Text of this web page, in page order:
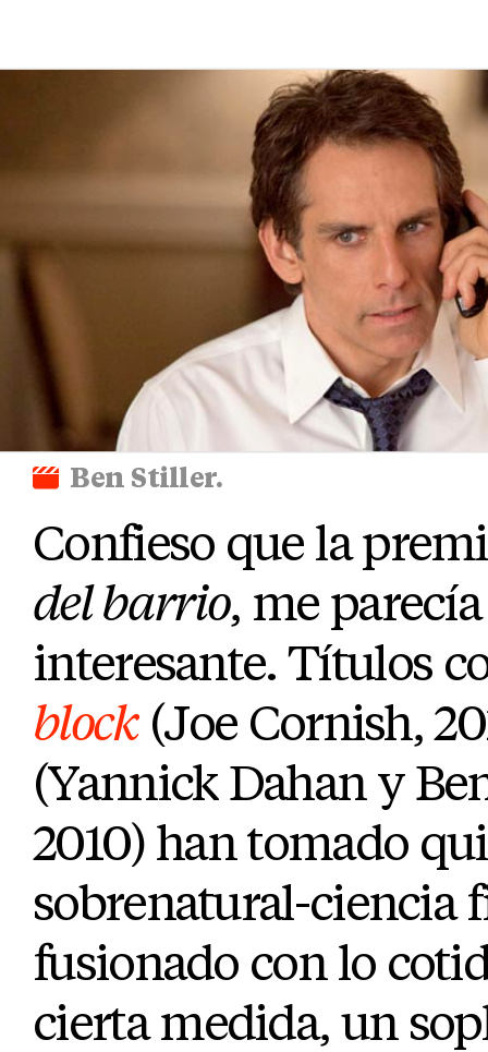
Ben Stiller.
Confieso que la
del barrio, me
interesante. Títulos
block(Joe Cornish,
(Yannick Dahany
2010) han tomado
sobrenatural-ciencia
fusionado con lo
cierta medida, un